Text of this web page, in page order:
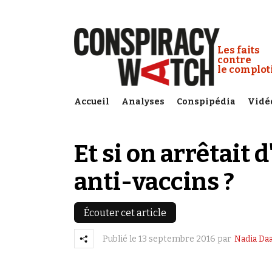
Conspiracy
Les faits
contre
le
Accueil Analyses Conspipédia
Et si on arrêtait
anti-vaccins ?
Écouter cet article
Publié le 13 septembre 2016 par Nadia